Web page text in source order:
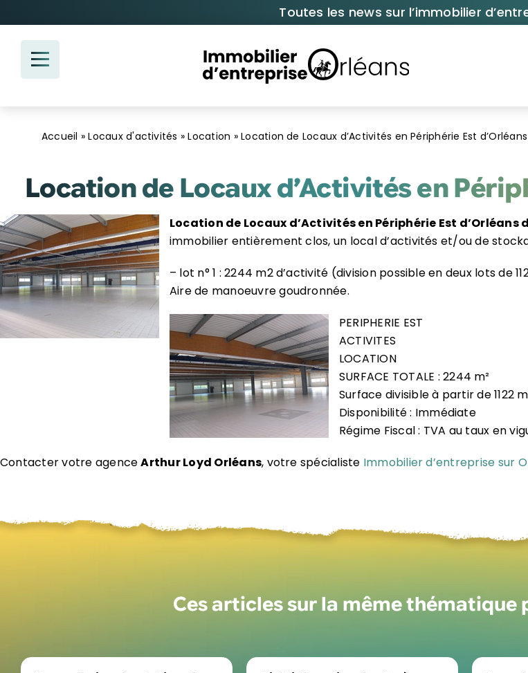
au
contenu
Toutes les news sur l’immobilier
Accueil »Locaux d'activités »Location »Location de Locaux d’Activités en Périphérie Est
Location de Locaux d’Activités en
Location de Locaux d’Activités en Périphérie Est d’Orléans
immobilier entièrement clos, un local d’activités et/ou de
– lot n° 1 : 2244 m2 d’activité (division possible en deux lots de
Aire de manoeuvre goudronnée.
PERIPHERIE EST
ACTIVITES
LOCATION
SURFACE TOTALE : 2244 m²
Surface divisible à partir de 1122
Disponibilité : Immédiate
Régime Fiscal : TVA au taux en
Contacter votre agenceArthur Loyd Orléans, votre spécialiste Immobilier d’entreprise sur
Ces articles sur la même thématique